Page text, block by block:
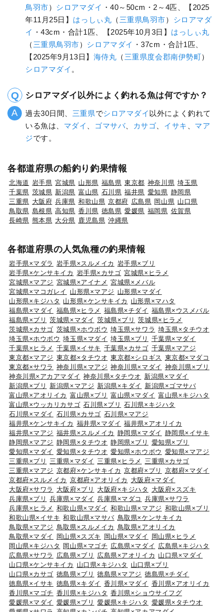
鳥羽市） シロアマダイ ・40～50cm・2～4匹、【2025
年11月25日】 はっしぃ丸 （ 三重県鳥羽市） シロアマダ
イ ・43cm・合計1匹、【2025年10月3日】 はっしぃ丸
（ 三重県鳥羽市） シロアマダイ ・37cm・合計1匹、
【2025年9月13日】 海侍丸 （ 三重県度会郡南伊勢町）
シロアマダイ 。
シロアマダイ以外によく釣れる魚は何ですか？
過去30日間、 三重県でシロアマダイ 以外によく釣れて
いる魚は、 マダイ ゴマサバ、 カサゴ イサキ
マア
ジです。
各都道府県の船釣り釣果情報
北海道 岩手県 宮城県 山形県 福島県 東京都 神奈川県 埼玉県
千葉県 茨城県 新潟県 富山県 石川県 福井県 愛知県 静岡県
三重県 大阪府 兵庫県 和歌山県 京都府 広島県 岡山県 山口県
鳥取県 島根県 高知県 香川県 徳島県 愛媛県 福岡県 佐賀県
長崎県 熊本県 大分県 鹿児島県 沖縄県
各都道府県の人気魚種の釣果情報
岩手県×マダラ 岩手県×スルメイカ 岩手県×ブリ
岩手県×ケンサキイカ 岩手県×カサゴ 宮城県×ヒラメ
宮城県×マアジ 宮城県×アイナメ 宮城県×メバル
宮城県×マコガレイ
山形県×マアジ 山形県×マダイ
山形県×キジハタ 山形県×ケンサキイカ
山形県×マハタ
福島県×マダイ 福島県×ヒラメ 福島県×チダイ 福島県×ウスメバル
福島県×ブリ
茨城県×マダイ 茨城県×ブリ
茨城県×ヒラメ
茨城県×カサゴ 茨城県×ホウボウ 埼玉県×サワラ 埼玉県×タチウオ
埼玉県×ホウボウ 埼玉県×マダイ 埼玉県×ブリ
千葉県×マダイ
千葉県×ヒラメ 千葉県×イサキ 千葉県×カサゴ 千葉県×マアジ
東京都×マアジ 東京都×タチウオ 東京都×シロギス 東京都×マダコ
東京都×サワラ 神奈川県×マアジ 神奈川県×マダイ 神奈川県×ブリ
神奈川県×アカアマダイ 神奈川県×タチウオ 新潟県×マダイ
新潟県×ブリ
新潟県×マアジ 新潟県×キダイ
新潟県×ゴマサバ
富山県×アオリイカ 富山県×ブリ 富山県×マダイ 富山県×キジハタ
富山県×ウッカリカサゴ 石川県×ブリ
石川県×キジハタ
石川県×マダイ 石川県×カサゴ 石川県×マアジ
福井県×ケンサキイカ 福井県×マダイ 福井県×アオリイカ
福井県×マアジ 福井県×スルメイカ 静岡県×マダイ 静岡県×イサキ
静岡県×マアジ 静岡県×タチウオ 静岡県×ブリ
愛知県×ブリ
愛知県×マダイ 愛知県×タチウオ 愛知県×ホウボウ 愛知県×マアジ
三重県×ブリ
三重県×マダイ 三重県×ヒラメ
三重県×カサゴ
三重県×マアジ 京都府×ケンサキイカ 京都府×ブリ
京都府×マダイ
京都府×スルメイカ 京都府×アオリイカ
大阪府×マダイ
大阪府×サワラ
大阪府×ブリ 大阪府×キジハタ
大阪府×スズキ
兵庫県×ブリ
兵庫県×マダイ 兵庫県×マダコ
兵庫県×サワラ
兵庫県×ヒラメ 和歌山県×マダイ 和歌山県×マアジ 和歌山県×ブリ
和歌山県×イサキ 和歌山県×マサバ 鳥取県×ケンサキイカ
鳥取県×マアジ 鳥取県×スルメイカ
鳥取県×アオリイカ
鳥取県×マダイ
岡山県×スズキ 岡山県×マダイ
岡山県×ヒラメ
岡山県×キジハタ 岡山県×マゴチ 広島県×マダイ 広島県×キジハタ
広島県×サワラ
広島県×ブリ 広島県×アオリイカ 山口県×マダイ
山口県×ケンサキイカ
山口県×キジハタ
山口県×ブリ
山口県×カサゴ 徳島県×ブリ 徳島県×マアジ 徳島県×チダイ
徳島県×イサキ 徳島県×キダイ 香川県×マダイ 香川県×アオリイカ
香川県×マゴチ 香川県×キジハタ 香川県×ショウサイフグ
愛媛県×マダイ 愛媛県×ブリ 愛媛県×キジハタ 愛媛県×タチウオ